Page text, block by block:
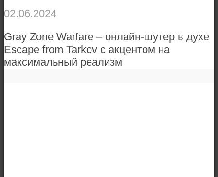
02.06.2024
Gray Zone Warfare – онлайн-шутер в духе
Escape from Tarkov с акцентом на
максимальный реализм